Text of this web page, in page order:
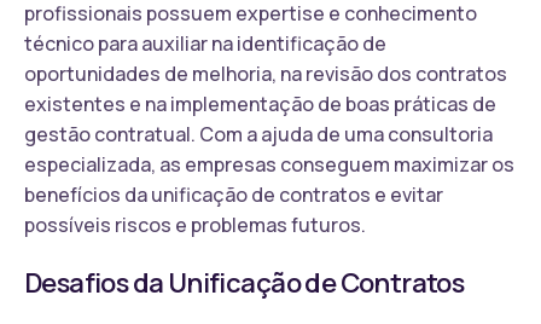
profissionais possuem expertise e conhecimento
técnico para auxiliar na identificação de
oportunidades de melhoria, na revisão dos contratos
existentes e na implementação de boas práticas de
gestão contratual. Com a ajuda de uma consultoria
especializada, as empresas conseguem maximizar os
benefícios da unificação de contratos e evitar
possíveis riscos e problemas futuros.
Desafios da Unificação de Contratos